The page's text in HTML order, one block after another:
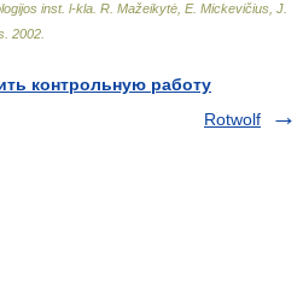
inst. l-kla R. Mažeikytė, E. Mickevičius, J.
2002
контрольную работу
Rotwolf